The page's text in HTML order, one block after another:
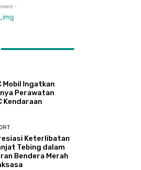
-
Mobil Ingatkan
Perawatan
Kendaraan
Keterlibatan
Tebing dalam
Bendera Merah